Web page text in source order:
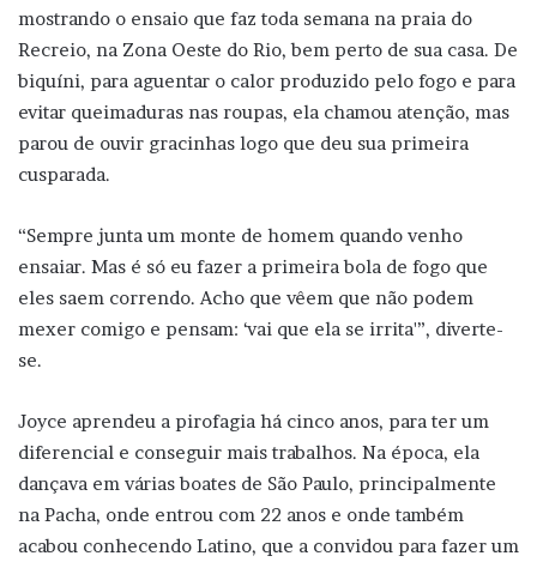
mostrando o ensaio que faz toda semana na praia do
Recreio, na Zona Oeste do Rio, bem perto de sua casa. De
biquíni, para aguentar o calor produzido pelo fogo e para
evitar queimaduras nas roupas, ela chamou atenção, mas
parou de ouvir gracinhas logo que deu sua primeira
cusparada.
“Sempre junta um monte de homem quando venho
ensaiar. Mas é só eu fazer a primeira bola de fogo que
eles saem correndo. Acho que vêem que não podem
mexer comigo e pensam: ‘vai que ela se irrita'”, diverte-
se.
Joyce aprendeu a pirofagia há cinco anos, para ter um
diferencial e conseguir mais trabalhos. Na época, ela
dançava em várias boates de São Paulo, principalmente
na Pacha, onde entrou com 22 anos e onde também
acabou conhecendo Latino, que a convidou para fazer um